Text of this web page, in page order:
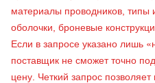
материалы проводников, типы
оболочки, броневые
Если в запросе указано лишь
поставщик не сможет точно
цену. Четкий запрос